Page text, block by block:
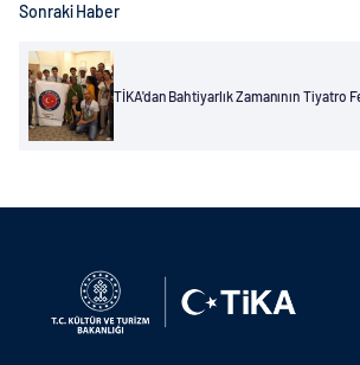
Sonraki Haber
TİKA'dan Bahtiyarlık Zamanının Tiyatro